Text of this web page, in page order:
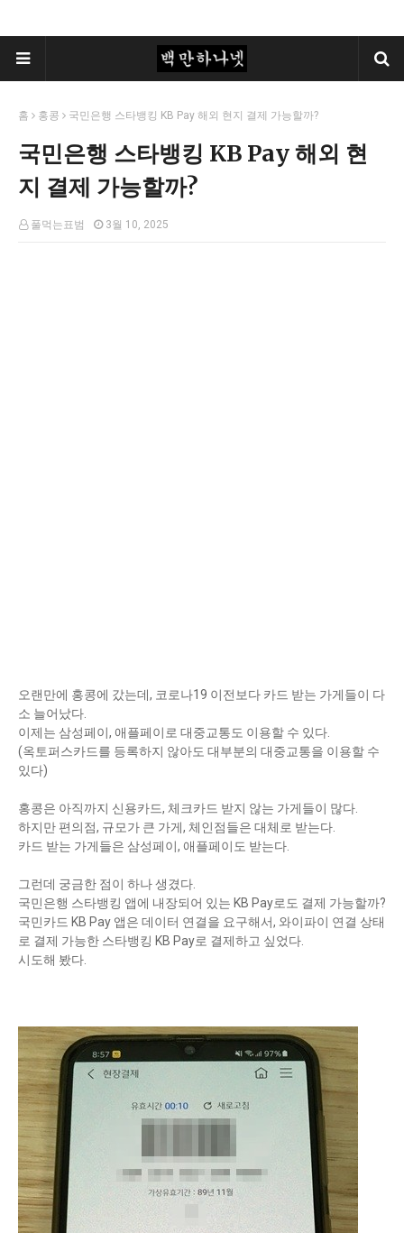
홈 홍콩 국민은행 스타뱅킹 KB Pay 해외 현지 결제 가능할까?
국민은행 스타뱅킹 KB Pay 해외 현
지 결제 가능할까?
풀먹는표범 3월 10, 2025
오랜만에 홍콩에 갔는데, 코로나19 이전보다 카드 받는 가게들이 다
소 늘어났다.
이제는 삼성페이, 애플페이로 대중교통도 이용할 수 있다.
(옥토퍼스카드를 등록하지 않아도 대부분의 대중교통을 이용할 수
있다)
홍콩은 아직까지 신용카드, 체크카드 받지 않는 가게들이 많다.
하지만 편의점, 규모가 큰 가게, 체인점들은 대체로 받는다.
카드 받는 가게들은 삼성페이, 애플페이도 받는다.
그런데 궁금한 점이 하나 생겼다.
국민은행 스타뱅킹 앱에 내장되어 있는 KB Pay로도 결제 가능할까?
국민카드 KB Pay 앱은 데이터 연결을 요구해서, 와이파이 연결 상태
로 결제 가능한 스타뱅킹 KB Pay로 결제하고 싶었다.
시도해 봤다.